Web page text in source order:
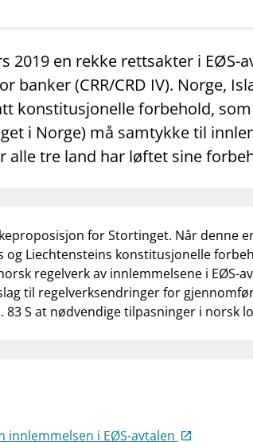
2019 en rekke rettsakter i EØS-
banker (CRR/CRD IV). Norge,
konstitusjonelle forbehold,
i Norge) må samtykke til
alle tre land har løftet sine
for Stortinget. Når
Liechtensteins konstitusjonelle
regelverk av innlemmelsene i EØS-
til regelverksendringer for
S at nødvendige tilpasninger i norsk
i EØS-avtalen